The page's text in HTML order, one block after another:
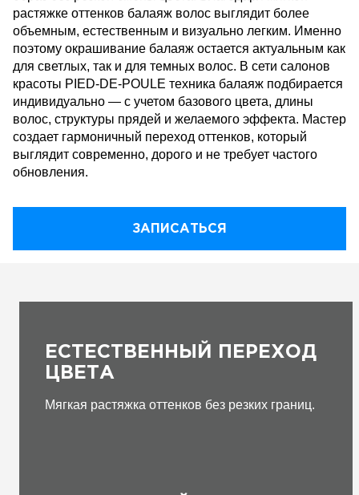
растяжке оттенков балаяж волос выглядит более
объемным, естественным и визуально легким. Именно
поэтому окрашивание балаяж остается актуальным как
для светлых, так и для темных волос. В сети салонов
красоты PIED-DE-POULE техника балаяж подбирается
индивидуально — с учетом базового цвета, длины
волос, структуры прядей и желаемого эффекта. Мастер
создает гармоничный переход оттенков, который
выглядит современно, дорого и не требует частого
обновления.
ЗАПИСАТЬСЯ
ЕСТЕСТВЕННЫЙ ПЕРЕХОД
ЦВЕТА
Мягкая растяжка оттенков без резких границ.